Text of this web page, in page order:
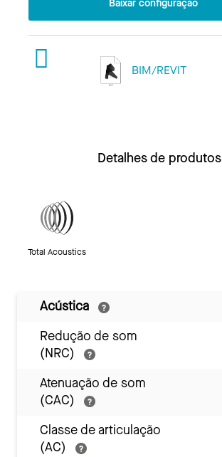
Baixar configuração
BIM/REVIT
Detalhes de produtos
Total Acoustics
Acústica
Redução de som
(NRC)
Atenuação de som
(CAC)
Classe de articulação
(AC)